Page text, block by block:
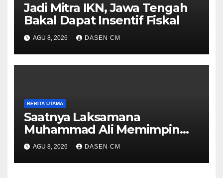
Jadi Mitra IKN, Jawa Tengah
Bakal Dapat Insentif Fiskal
AGU 8, 2026 DASEN CM
BERITA UTAMA
Saatnya Laksamana
Muhammad Ali Memimpin
TNI: Menjaga Keseimbangan
Politik dan Soliditas
Antarmatra
AGU 8, 2026 DASEN CM